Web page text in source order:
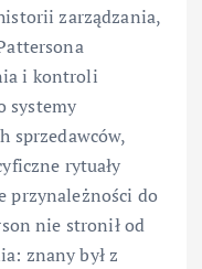
zarządzania,
i kontroli
systemy
sprzedawców,
rytuały
przynależności do
nie stronił od
znany był z